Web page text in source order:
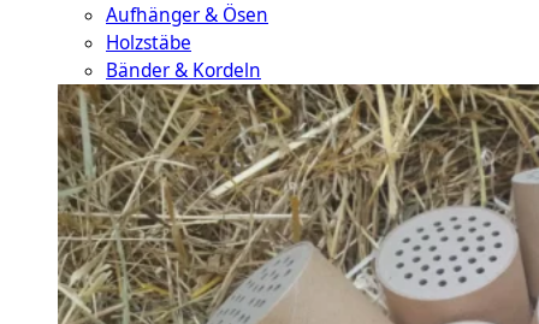
Aufhänger & Ösen
Holzstäbe
Bänder & Kordeln